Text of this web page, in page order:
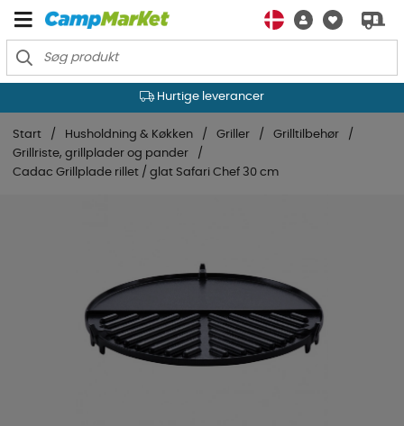
Hurtige leverancer
Start Husholdning & Køkken Griller
Grilltilbehør
Grillriste, grillplader og pander
Cadac Grillplade rillet / glat Safari Chef 30 cm